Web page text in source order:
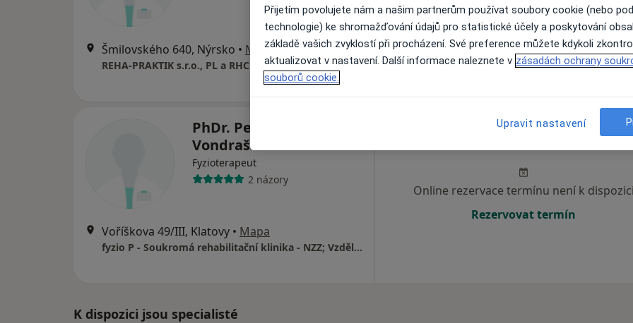
Šmilovského 640, Nýrsko • Mapa
REHA-PRAKTIK s.r.o., PL a RHC
Online rezervace termínu není k
Rezervovat termín
PhDr. Petra Bendová
Vondrašová
Fyzioterapeut
2 názory
Voříškova 49/III, Klatovy • Mapa
fyzio P - Soukromá rehabilitační klinika - NZZ; Vzdělávání a výzkum ve fyzioterapii
Zítra Ne
Online rezervace termínu není k dispozici
Rezervovat termín
K dispozici jsou specialisté
Přijetím povolujete nám a našim partnerům používat soubory cookie (nebo
technologie) ke shromažďování údajů pro statistické účely a poskytování
základě vašich zvyklostí při procházení. Své preference můžete kdykoli
aktualizovat v nastavení. Další informace naleznete v zásadách ochrany
souborů cookie.
Upravit nastavení